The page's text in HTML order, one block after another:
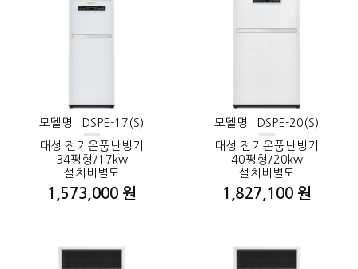
모델명 : DSPE-17(S)
대성 전기온풍난방기
34평형/17kw
설치비별도
1,573,000 원
모델명 : DSPE-20(S)
대성 전기온풍난방기
40평형/20kw
설치비별도
1,827,100 원